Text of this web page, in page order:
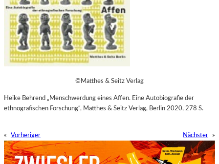
©Matthes & Seitz Verlag
Heike Behrend „Menschwerdung eines Affen. Eine Autobiografie der
ethnografischen Forschung“, Matthes & Seitz Verlag, Berlin 2020, 278 S.
« Vorheriger Nächster »